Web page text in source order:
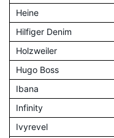
Heine
Hilfiger Denim
Holzweiler
Hugo Boss
Ibana
Infinity
Ivyrevel